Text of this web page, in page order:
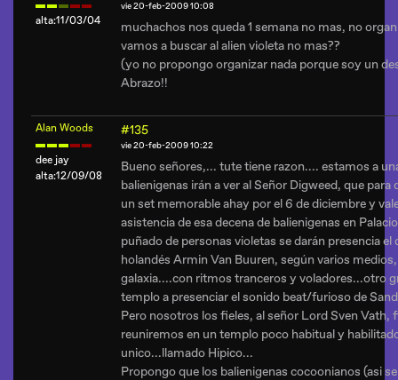
alta:11/03/04
vie 20-feb-2009 10:08
muchachos nos queda 1 semana no mas, no
vamos a buscar al alien violeta no mas??
(yo no propongo organizar nada porque soy un
Abrazo!!
Alan Woods
dee jay
alta:12/09/08
#135
vie 20-feb-2009 10:22
Bueno señores,... tute tiene razon.... estamos a
balienigenas irán a ver al Señor Digweed, que
un set memorable ahay por el 6 de diciembre y
asistencia de esa decena de balienigenas en
puñado de personas violetas se darán presencia el
holandés Armin Van Buuren, según varios
galaxia....con ritmos tranceros y voladores...otro
templo a presenciar el sonido beat/furioso de
Pero nosotros los fieles, al señor Lord Sven Vath,
reuniremos en un templo poco habitual y
unico...llamado Hipico...
Propongo que los balienigenas cocoonianos (asi